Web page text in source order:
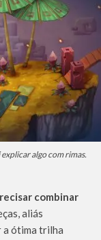
algo com rimas.
combinar
aliás
a ótima trilha